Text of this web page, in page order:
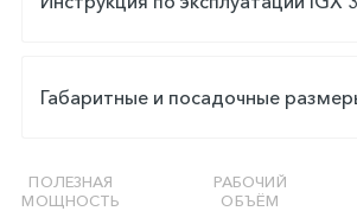
Габаритные и посадочные
ПОЛЕЗНАЯ
МОЩНОСТЬ
РАБОЧИЙ
ОБЪЁМ